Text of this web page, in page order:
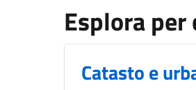
Esplora
Catasto e